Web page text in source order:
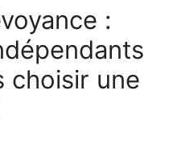
:
choisir une